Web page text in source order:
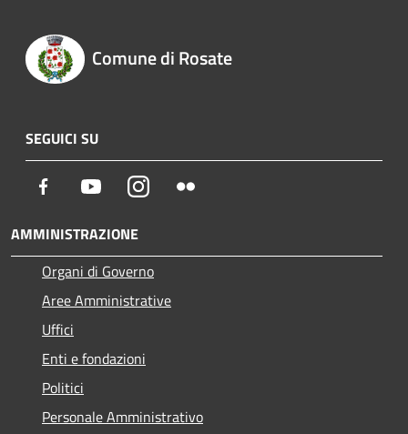
Comune di Rosate
SEGUICI SU
Facebook YoutubeInstagram
AMMINISTRAZIONE
Organi di Governo
Aree Amministrative
Uffici
Enti e fondazioni
Politici
Personale Amministrativo